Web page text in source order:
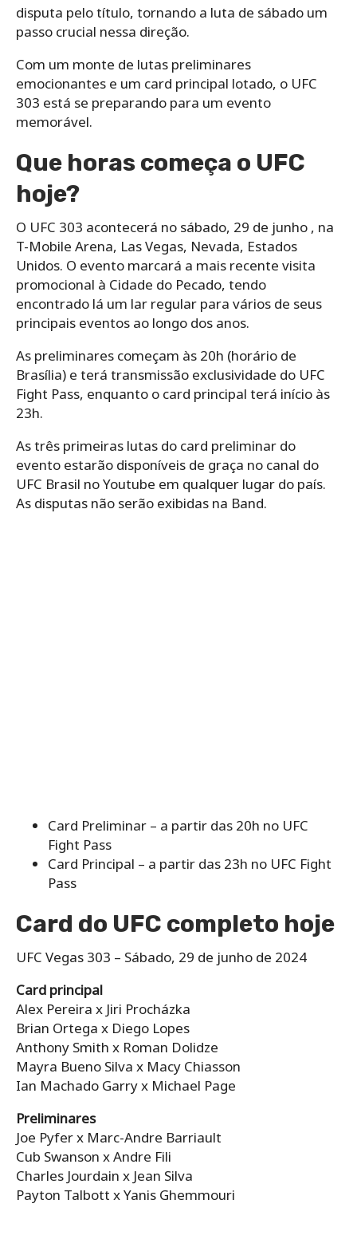
disputa pelo título, tornando a luta de sábado um
passo crucial nessa direção.
Com um monte de lutas preliminares
emocionantes e um card principal lotado, o UFC
303 está se preparando para um evento
memorável.
Que horas começa o UFC
hoje?
O UFC 303 acontecerá no sábado, 29 de junho , na
T-Mobile Arena, Las Vegas, Nevada, Estados
Unidos. O evento marcará a mais recente visita
promocional à Cidade do Pecado, tendo
encontrado lá um lar regular para vários de seus
principais eventos ao longo dos anos.
As preliminares começam às 20h (horário de
Brasília) e terá transmissão exclusividade do UFC
Fight Pass, enquanto o card principal terá início às
23h.
As três primeiras lutas do card preliminar do
evento estarão disponíveis de graça no canal do
UFC Brasil no Youtube em qualquer lugar do país.
As disputas não serão exibidas na Band.
Card Preliminar – a partir das 20h no UFC
Fight Pass
Card Principal – a partir das 23h no UFC Fight
Pass
Card do UFC completo hoje
UFC Vegas 303 – Sábado, 29 de junho de 2024
Card principal
Alex Pereira x Jiri Procházka
Brian Ortega x Diego Lopes
Anthony Smith x Roman Dolidze
Mayra Bueno Silva x Macy Chiasson
Ian Machado Garry x Michael Page
Preliminares
Joe Pyfer x Marc-Andre Barriault
Cub Swanson x Andre Fili
Charles Jourdain x Jean Silva
Payton Talbott x Yanis Ghemmouri